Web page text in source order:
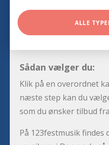
ALLE
Sådan vælger du:
Klik på en overordnet
næste step kan du
som du ønsker tilbud
På 123festmusik findes